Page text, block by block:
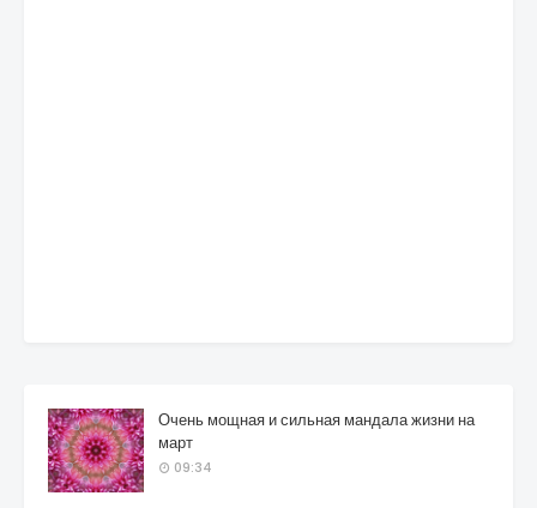
Очень мощная и сильная мандала жизни на
март
09:34